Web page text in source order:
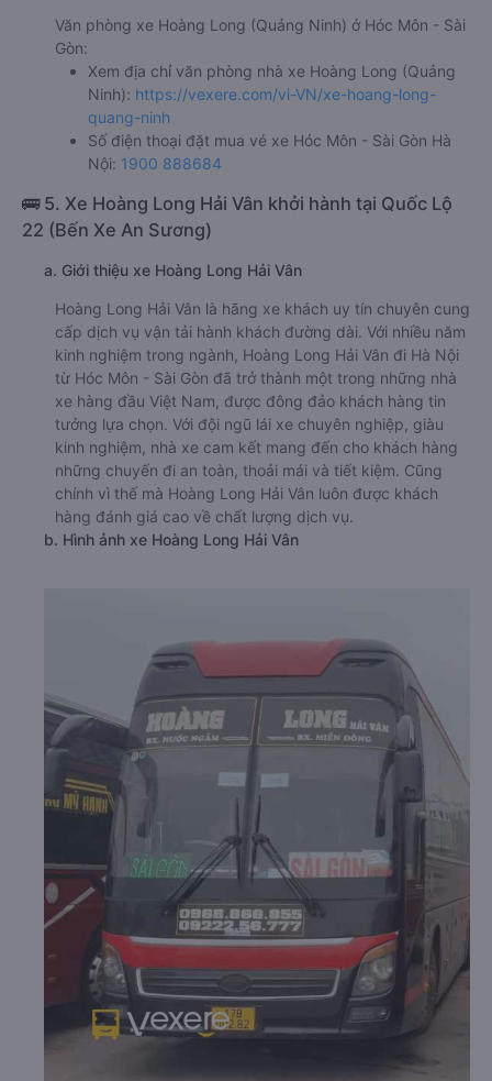
Văn phòng xe Hoàng Long (Quảng Ninh) ở Hóc Môn - Sài
Gòn:
Xem địa chỉ văn phòng nhà xe Hoàng Long (Quảng
Ninh): https://vexere.com/vi-VN/xe-hoang-long-
quang-ninh
Số điện thoại đặt mua vé xe Hóc Môn - Sài Gòn Hà
Nội: 1900 888684
🚌 5. Xe Hoàng Long Hải Vân khởi hành tại Quốc Lộ
22 (Bến Xe An Sương)
a. Giới thiệu xe Hoàng Long Hải Vân
Hoàng Long Hải Vân là hãng xe khách uy tín chuyên cung
cấp dịch vụ vận tải hành khách đường dài. Với nhiều năm
kinh nghiệm trong ngành, Hoàng Long Hải Vân đi Hà Nội
từ Hóc Môn - Sài Gòn đã trở thành một trong những nhà
xe hàng đầu Việt Nam, được đông đảo khách hàng tin
tưởng lựa chọn. Với đội ngũ lái xe chuyên nghiệp, giàu
kinh nghiệm, nhà xe cam kết mang đến cho khách hàng
những chuyến đi an toàn, thoải mái và tiết kiệm. Cũng
chính vì thế mà Hoàng Long Hải Vân luôn được khách
hàng đánh giá cao về chất lượng dịch vụ.
b. Hình ảnh xe Hoàng Long Hải Vân